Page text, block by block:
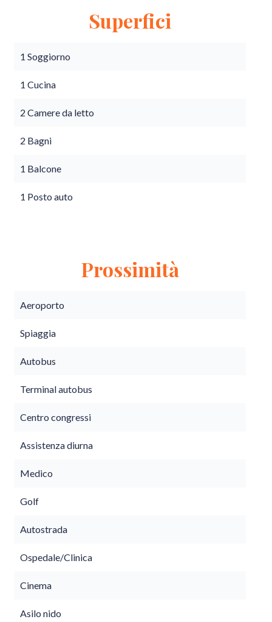
Superfici
1 Soggiorno
1 Cucina
2 Camere da letto
2 Bagni
1 Balcone
1 Posto auto
Prossimità
Aeroporto
Spiaggia
Autobus
Terminal autobus
Centro congressi
Assistenza diurna
Medico
Golf
Autostrada
Ospedale/Clinica
Cinema
Asilo nido